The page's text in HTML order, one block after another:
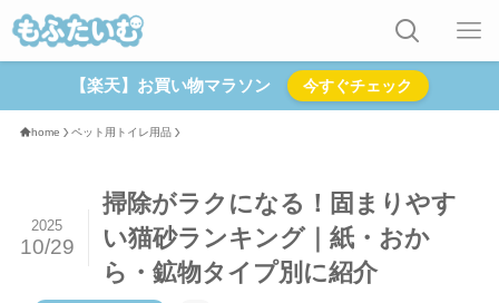
【楽天】お買い物マラソン 今すぐチェック
home ペット用トイレ用品
掃除がラクになる！固まりやす
い猫砂ランキング｜紙・おか
ら・鉱物タイプ別に紹介
2025
10/29